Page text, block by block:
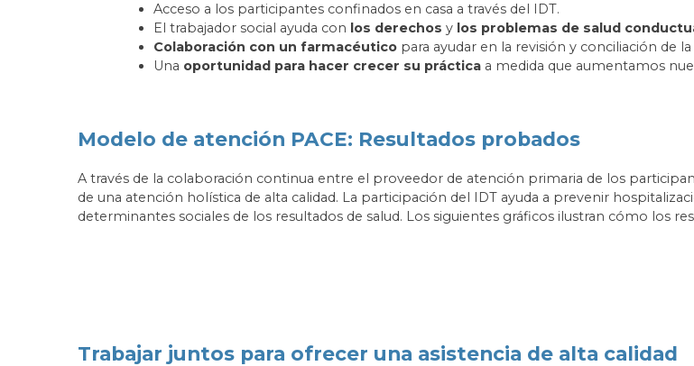
Acceso a los participantes confinados en casa a través del IDT.
El trabajador social ayuda con los derechos y los problemas de salud
Colaboración con un farmacéuticopara ayudar en la revisión y conciliación de
Una oportunidad para hacer crecer su prácticaa medida que aumentamos
Modelo de atención PACE: Resultados probados
A través de la colaboración continua entre el proveedor de atención primaria de los
de una atención holística de alta calidad. La participación del IDT ayuda a prevenir
determinantes sociales de los resultados de salud. Los siguientes gráficos ilustran cómo los
Trabajar juntos para ofrecer una asistencia de alta calidad